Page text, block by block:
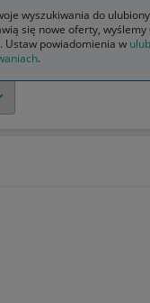
wyszukiwania do
się nowe oferty, wyślemy
Ustaw powiadomienia w
.